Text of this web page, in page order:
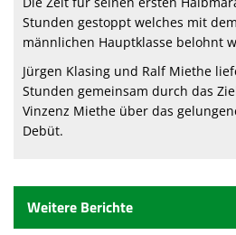
Stunden gestoppt welches mit
männlichen Hauptklasse belohnt
Jürgen Klasing und Ralf Miethe
Stunden gemeinsam durch das
Vinzenz Miethe über das
Debüt.
Weitere Berichte